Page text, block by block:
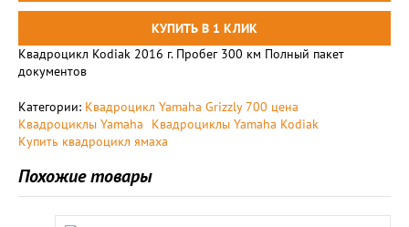
Квадроцикл Kodiak 2016 г. Пробег 300 км Полный пакет
документов
Категории: Kвадроцикл Yamaha Grizzly 700 цена
Квадроциклы Yamaha
Квадроциклы Yamaha Kodiak
Купить квадроцикл ямаха
Похожие товары